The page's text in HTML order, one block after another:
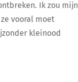
Ik zou mijn
vooral moet
kleinood